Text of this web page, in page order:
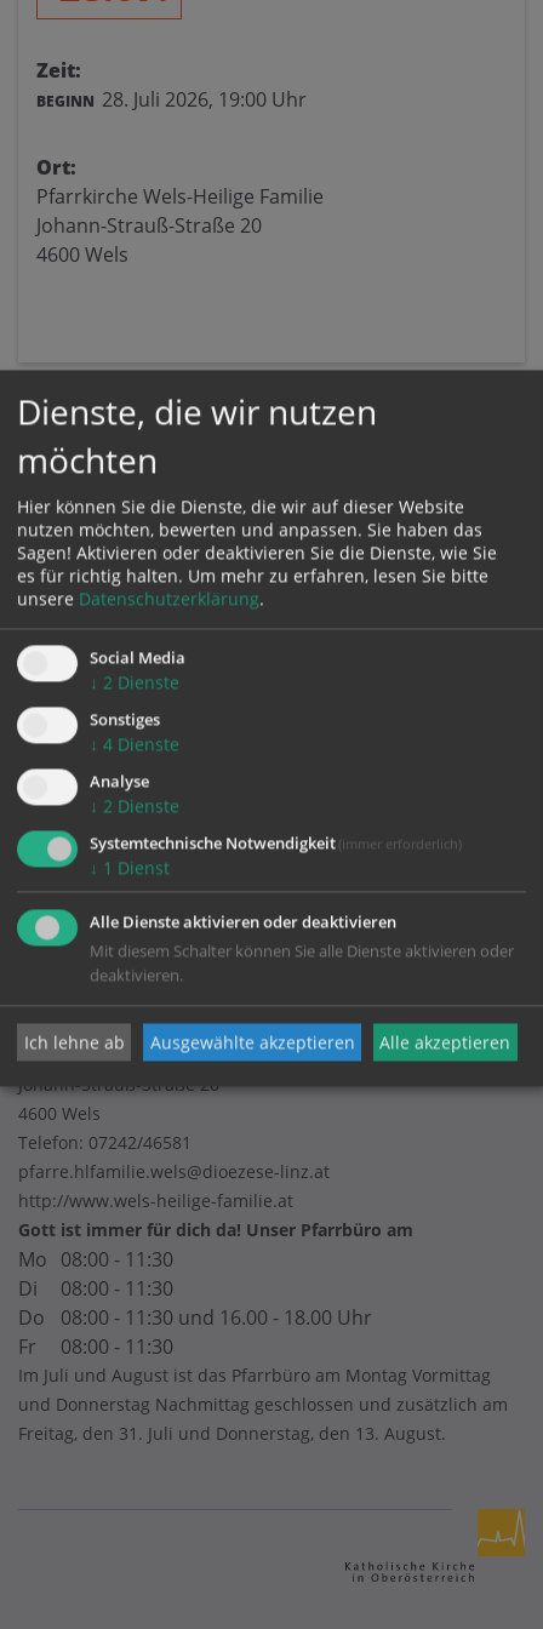
Zeit:
BEGINN 28. Juli 2026, 19:00 Uhr
Ort:
Pfarrkirche Wels-Heilige Familie
Johann-Strauß-Straße 20
4600 Wels
zurück
Impressum
Johann-Strauß-Straße 20
4600 Wels
Telefon: 07242/46581
pfarre.hlfamilie.wels@dioezese-linz.at
http://www.wels-heilige-familie.at
Gott ist immer für dich da! Unser Pfarrbüro am
Mo 08:00 - 11:30
Di
08:00 - 11:30
Do
08:00 - 11:30 und 16.00 - 18.00 Uhr
Fr
08:00 - 11:30
Im Juli und August ist das Pfarrbüro am Montag Vormittag
und Donnerstag Nachmittag geschlossen und zusätzlich am
Freitag, den 31. Juli und Donnerstag, den 13. August.
Dienste, die wir nutzen
möchten
Hier können Sie die Dienste, die wir auf dieser Website
nutzen möchten, bewerten und anpassen. Sie haben das
Sagen! Aktivieren oder deaktivieren Sie die Dienste, wie Sie
es für richtig halten. Um mehr zu erfahren, lesen Sie bitte
unsere Datenschutzerklärung.
Social Media
↓ 2 Dienste
Sonstiges
↓ 4 Dienste
Analyse
↓ 2 Dienste
Systemtechnische Notwendigkeit (immer erforderlich)
↓ 1 Dienst
Alle Dienste aktivieren oder deaktivieren
Mit diesem Schalter können Sie alle Dienste aktivieren oder
deaktivieren.
Ich lehne ab Ausgewählte akzeptieren Alle akzeptieren